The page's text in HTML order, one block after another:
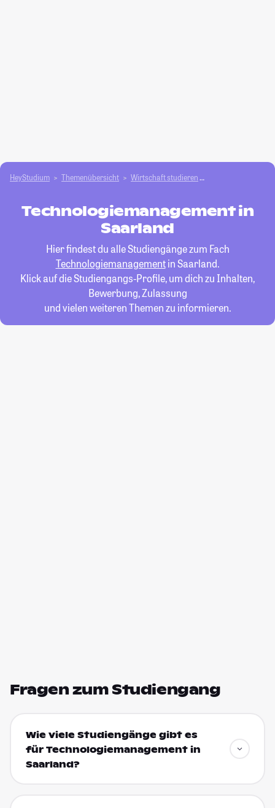
HeyStudium Themenübersicht Wirtschaft studieren
Technologiemanagement in
Saarland
Hier findest du alle Studiengänge zum Fach
Technologiemanagementin Saarland.
Klick auf die Studiengangs-Profile, um dich zu Inhalten,
Bewerbung, Zulassung
und vielen weiteren Themen zu informieren.
Fragen zum Studiengang
Wie viele Studiengänge gibt es
für Technologiemanagement in
Saarland?